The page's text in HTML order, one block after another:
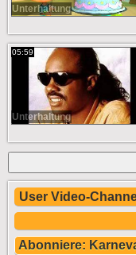
Unterhaltung
05:59
Unterhaltung